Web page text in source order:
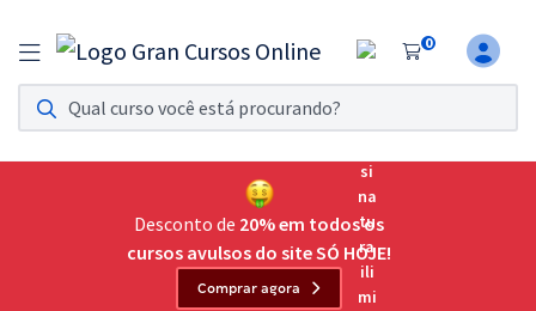
0
Assinatura Ilimitada 11
Acesso a todos os cursos. Teste grátis por 7 dias!
Assinatura OAB Até Passar
Acesso ilimitado a toda preparação para o Exame da
Residências Multiprofissionais
Desconto de 20% em todos os
cursos avulsos do site SÓ HOJE!
Comprar agora